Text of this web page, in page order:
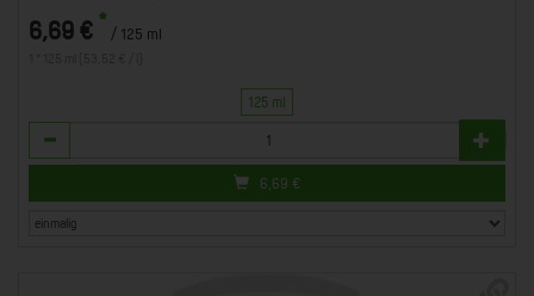
6,69 € * / 125 ml
125 ml
Anzahl
6,69 €